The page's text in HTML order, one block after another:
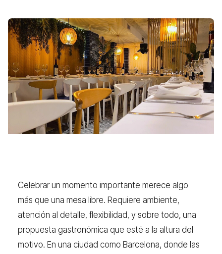
Celebrar un momento importante merece algo
más que una mesa libre. Requiere ambiente,
atención al detalle, flexibilidad, y sobre todo, una
propuesta gastronómica que esté a la altura del
motivo. En una ciudad como Barcelona, donde las